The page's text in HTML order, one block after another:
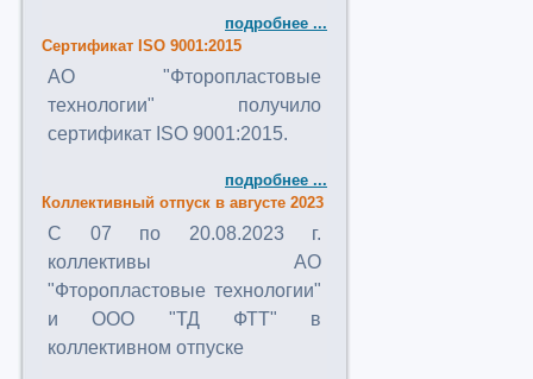
подробнее ...
Сертификат ISO 9001:2015
АО "Фторопластовые
технологии" получило
сертификат ISO 9001:2015.
подробнее ...
Коллективный отпуск в августе 2023
C 07 по 20.08.2023 г.
коллективы АО
"Фторопластовые технологии"
и ООО "ТД ФТТ" в
коллективном отпуске